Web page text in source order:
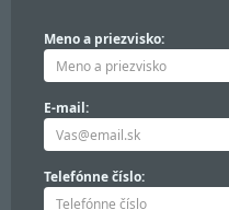
Meno a priezvisko:
E-mail:
Telefónne číslo: